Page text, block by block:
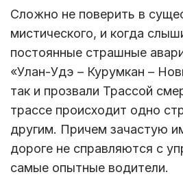
Сложно не поверить в
мистического, и когда
постоянные страшные
«Улан-Удэ – Курумкан –
так и прозвали Трассой
трассе происходит одно
другим. Причем зачастую
дороге не справляются с
самые опытные водители.